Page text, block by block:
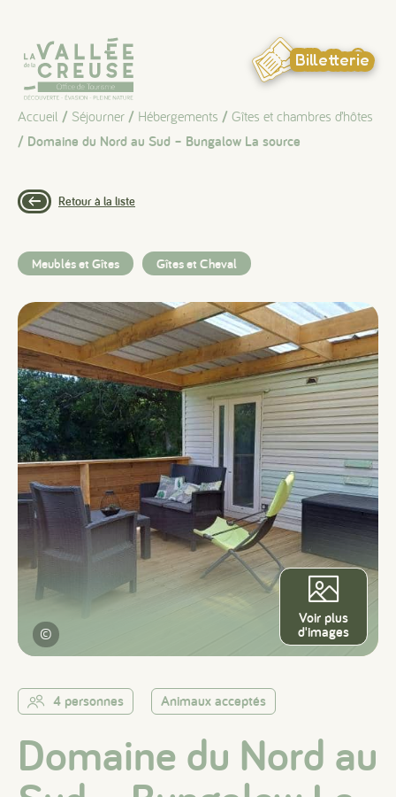
Billetterie
Accueil / Séjourner / Hébergements / Gîtes et chambres d’hôtes
/ Domaine du Nord au Sud – Bungalow La source
Retour à la liste
Meublés et Gîtes Gîtes et Cheval
©
Voir plus
d'images
4 personnes Animaux acceptés
Domaine du Nord au